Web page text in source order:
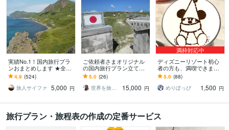
実績No.1！国内旅行プラ
ンおまとめします ★全国4
7都道府県制覇済！ご希望
に合わせて旅行プランお
まとめ
4.9 (524)
旅人サイファ
5,000 円
ご依頼者さまオリジナル
の国内旅行プラン立てま
す 【日本一周した旅ブロ
ガーが作る！】世界で一
つだけの旅行プラン
5.0 (26)
世界を旅する文章屋タカヤ｜SEOライター
15,000 円
満枠対応中
ディズニーリゾート初心
者の方も、満喫できます
☆パレードとショーが大
好きな元キャストが提案
☆
5.0 (88)
めりぽっぴ
1,500 円
旅行プラン・旅程表の作成の定番サービス